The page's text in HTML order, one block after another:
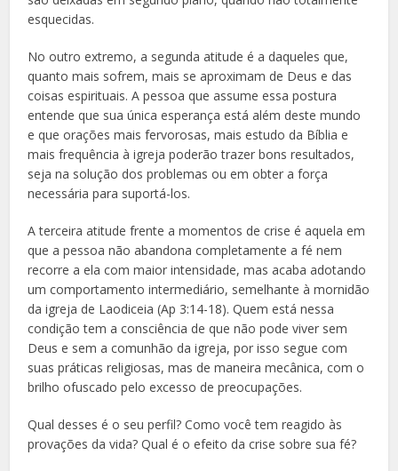
esquecidas.
No outro extremo, a segunda atitude é a daqueles que,
quanto mais sofrem, mais se aproximam de Deus e das
coisas espirituais. A pessoa que assume essa postura
entende que sua única esperança está além deste mundo
e que orações mais fervorosas, mais estudo da Bíblia e
mais frequência à igreja poderão trazer bons resultados,
seja na solução dos problemas ou em obter a força
necessária para suportá-los.
A terceira atitude frente a momentos de crise é aquela em
que a pessoa não abandona completamente a fé nem
recorre a ela com maior intensidade, mas acaba adotando
um comportamento intermediário, semelhante à mornidão
da igreja de Laodiceia (Ap 3:14-18). Quem está nessa
condição tem a consciência de que não pode viver sem
Deus e sem a comunhão da igreja, por isso segue com
suas práticas religiosas, mas de maneira mecânica, com o
brilho ofuscado pelo excesso de preocupações.
Qual desses é o seu perfil? Como você tem reagido às
provações da vida? Qual é o efeito da crise sobre sua fé?